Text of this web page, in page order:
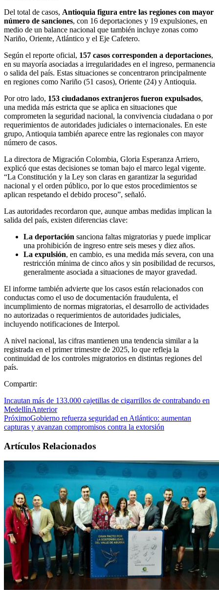
Del total de casos, Antioquia figura entre las regiones con mayor
número de sanciones, con 16 deportaciones y 19 expulsiones, en
medio de un balance nacional que también incluye zonas como
Nariño, Oriente, Atlántico y el Eje Cafetero.
Según el reporte oficial, 157 casos corresponden a deportaciones,
en su mayoría asociadas a irregularidades en el ingreso, permanencia
o salida del país. Estas situaciones se concentraron principalmente
en regiones como Nariño (51 casos), Oriente (24) y Antioquia.
Por otro lado, 153 ciudadanos extranjeros fueron expulsados,
una medida más estricta que se aplica en situaciones que
comprometen la seguridad nacional, la convivencia ciudadana o por
requerimientos de autoridades judiciales o internacionales. En este
grupo, Antioquia también aparece entre las regionales con mayor
número de casos.
La directora de Migración Colombia, Gloria Esperanza Arriero,
explicó que estas decisiones se toman bajo el marco legal vigente.
“La Constitución y la Ley son claras en garantizar la seguridad
nacional y el orden público, por lo que estos procedimientos se
aplican respetando el debido proceso”, señaló.
Las autoridades recordaron que, aunque ambas medidas implican la
salida del país, existen diferencias clave:
La deportación sanciona faltas migratorias y puede implicar
una prohibición de ingreso entre seis meses y diez años.
La expulsión, en cambio, es una medida más severa, con una
restricción mínima de cinco años y sin posibilidad de recursos,
generalmente asociada a situaciones de mayor gravedad.
El informe también advierte que los casos están relacionados con
conductas como el uso de documentación fraudulenta, el
incumplimiento de normas migratorias, el desarrollo de actividades
no autorizadas o requerimientos de autoridades judiciales,
incluyendo notificaciones de Interpol.
A nivel nacional, las cifras mantienen una tendencia similar a la
registrada en el primer trimestre de 2025, lo que refleja la
continuidad de los controles migratorios en distintas regiones del
país.
Compartir:
Incautan más de 133.000 cajetillas de cigarrillos de contrabando en
MedellínAnterior
PróximoGobierno refuerza seguridad en Atlántico: aumentan
capturas y avanzan compromisos contra la extorsión
Artículos Relacionados